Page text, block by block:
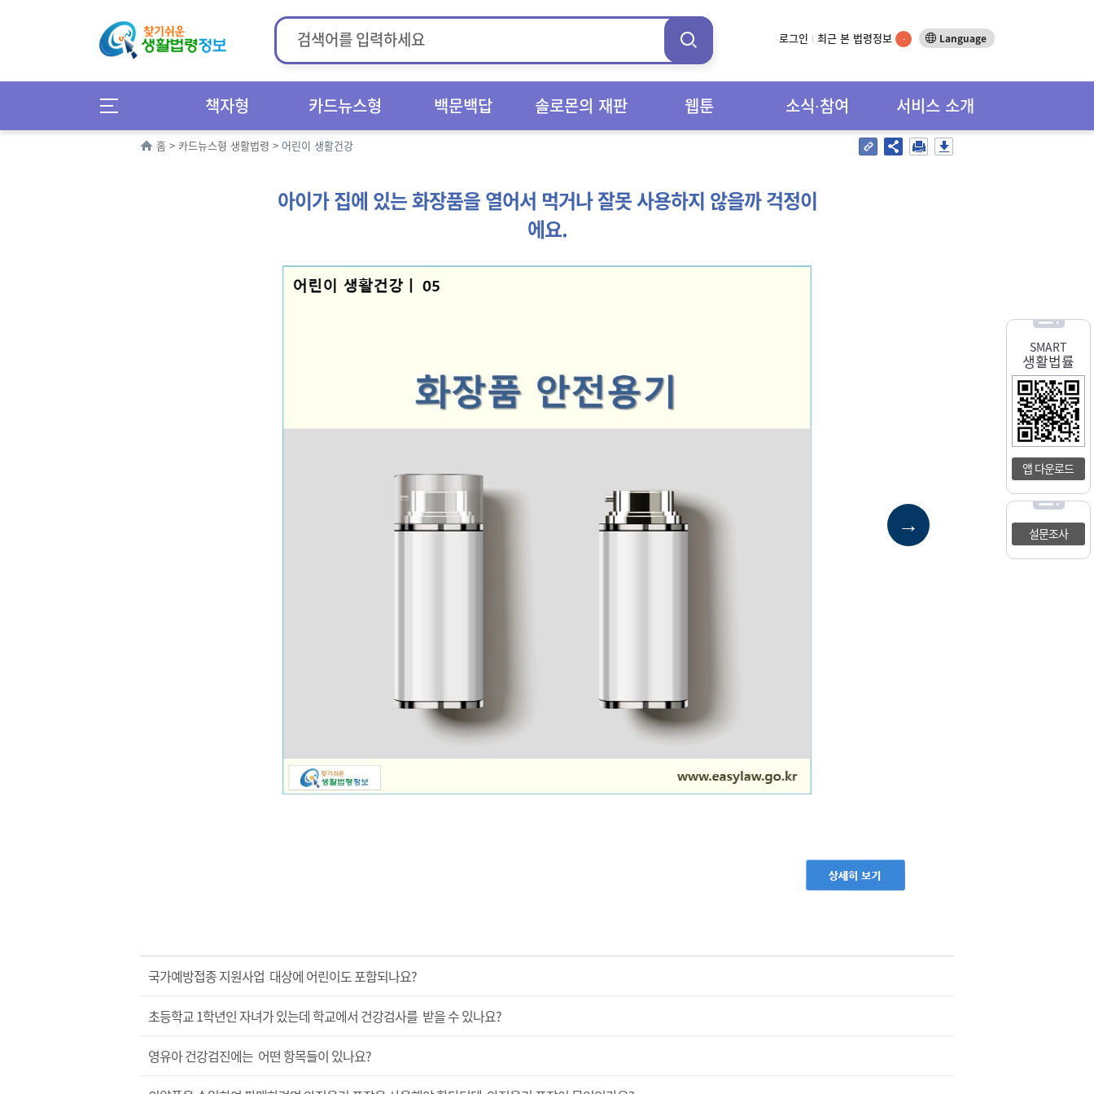
로그인 최근 본 법령정보 - Language
책자형 카드뉴스형 백문백답 솔로몬의 재판 웹툰 소식∙참여 서비스 소개
SMART
생활법률
앱 다운로드
설문조사
홈 > 카드뉴스형 생활법령 > 어린이 생활건강
아이가 집에 있는 화장품을 열어서 먹거나 잘못 사용하지 않을까 걱정이
에요.
→
국가예방접종 지원사업 대상에 어린이도 포함되나요?
초등학교 1학년인 자녀가 있는데 학교에서 건강검사를 받을 수 있나요?
영유아 건강검진에는 어떤 항목들이 있나요?